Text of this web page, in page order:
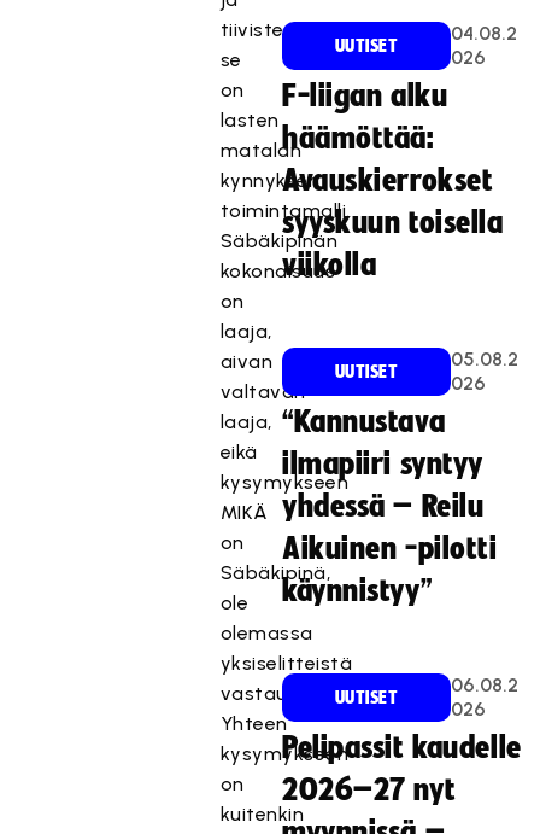
tiivistetysti
se
on
lasten
matalan
kynnyksen
toimintamalli.
Säbäkipinän
kokonaisuus
on
laaja,
aivan
valtavan
laaja,
eikä
kysymykseen
MIKÄ
on
Säbäkipinä,
ole
olemassa
yksiselitteistä
vastausta.
Yhteen
kysymykseen
on
kuitenkin
UUTISET
04.08.2
026
F-liigan alku
häämöttää:
Avauskierrokset
syyskuun toisella
viikolla
UUTISET
05.08.2
026
“Kannustava
ilmapiiri syntyy
yhdessä – Reilu
Aikuinen -pilotti
käynnistyy”
UUTISET
06.08.2
026
Pelipassit kaudelle
2026–27 nyt